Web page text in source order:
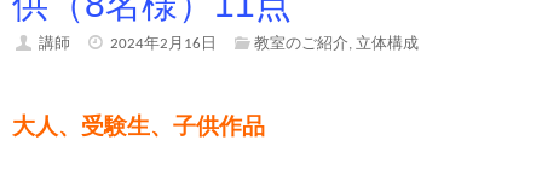
講師 2024年2月16日 教室のご紹介, 立体構成
大人、受験生、子供作品